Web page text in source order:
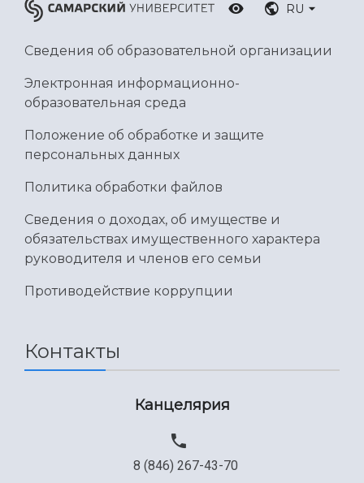
RU
Сведения об образовательной организации
Электронная информационно-
образовательная среда
Положение об обработке и защите
персональных данных
Политика обработки файлов
Сведения о доходах, об имуществе и
обязательствах имущественного характера
руководителя и членов его семьи
Противодействие коррупции
Контакты
Канцелярия
8 (846) 267-43-70